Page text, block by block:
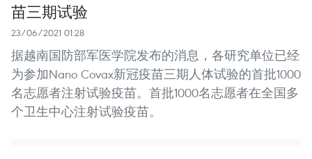
苗三期试验
23/06/2021 01:28
据越南国防部军医学院发布的消息，各研究单位已经
为参加Nano Covax新冠疫苗三期人体试验的首批1000
名志愿者注射试验疫苗。首批1000名志愿者在全国多
个卫生中心注射试验疫苗。